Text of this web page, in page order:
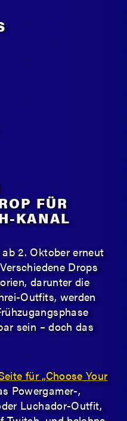
FÜR
KANAL
2. Oktober erneut
Drops
darunter die
Outfits, werden
sein – doch das
für „Choose Your
Powergamer-,
Luchador-Outfit,